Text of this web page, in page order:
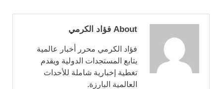
About فؤاد الكرمي
فؤاد الكرمي محرر أخبار عالمية
يتابع المستجدات الدولية ويقدم
تغطية إخبارية شاملة للأحداث
العالمية البارزة.